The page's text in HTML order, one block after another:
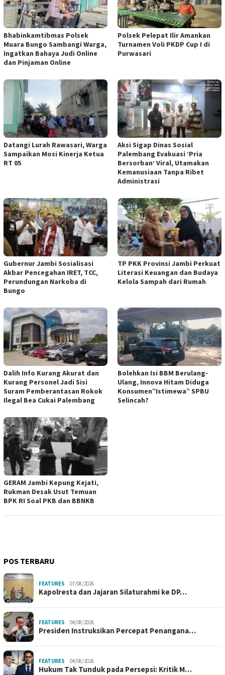
Bhabinkamtibmas Polsek
Muara Bungo Sambangi Warga,
Ingatkan Bahaya Judi Online
dan Pinjaman Online
Polsek Pelepat Ilir Amankan
Turnamen Voli PKDP Cup I di
Purwasari
Datangi Lurah Rawasari, Warga
Sampaikan Mosi Kinerja Ketua
RT 05
Aksi Sigap Dinas Sosial
Palembang Evakuasi ‘Pria
Bersorban’ Viral, Utamakan
Kemanusiaan Tanpa Ribet
Administrasi
Gubernur Jambi Sosialisasi
Akbar Pencegahan IRET, TCC,
Perundungan Narkoba di
Bungo
TP PKK Provinsi Jambi Perkuat
Literasi Keuangan dan Budaya
Kelola Sampah dari Rumah
Dalih Info Kurang Akurat dan
Kurang Personel Jadi Sisi
Suram Pemberantasan Rokok
Ilegal Bea Cukai Palembang
Bolehkan Isi BBM Berulang-
Ulang, Innova Hitam Diduga
Konsumen”Istimewa” SPBU
Selincah?
GERAM Jambi Kepung Kejati,
Rukman Desak Usut Temuan
BPK RI Soal PKB dan BBNKB
POS TERBARU
FEATURES 07/08/2026
Kapolresta dan Jajaran Silaturahmi ke DP…
FEATURES 04/08/2026
Presiden Instruksikan Percepat Penangana…
FEATURES 04/08/2026
Hukum Tak Tunduk pada Persepsi: Kritik M…